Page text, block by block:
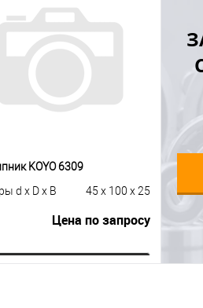
в 1 клик
К сравнению
Под заказ
KOYO 6309
d x D x B
45 x 100 x 25
Цена по запросу